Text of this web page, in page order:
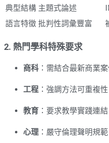
典型結構 主題式論述
語言特徵 批判性詞彙豐富
2. 熱門學科特殊要求
商科 ：需結合最新商業案
工程 ：強調方法可重複性
教育 ：要求教學實踐連結
心理 ：嚴守倫理聲明規範